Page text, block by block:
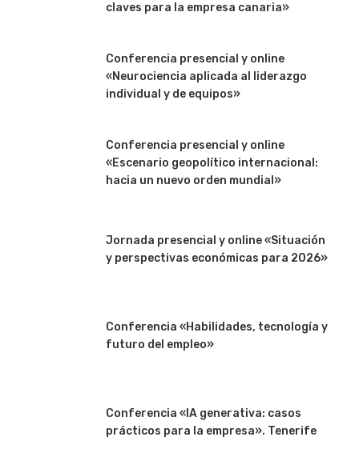
claves para la empresa canaria»
Conferencia presencial y online
«Neurociencia aplicada al liderazgo
individual y de equipos»
Conferencia presencial y online
«Escenario geopolítico internacional:
hacia un nuevo orden mundial»
Jornada presencial y online «Situación
y perspectivas económicas para 2026»
Conferencia «Habilidades, tecnología y
futuro del empleo»
Conferencia «IA generativa: casos
prácticos para la empresa». Tenerife